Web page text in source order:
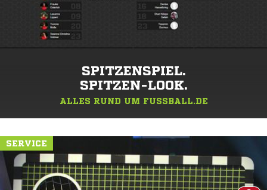
SPITZENSPIEL.
SPITZEN-LOOK.
ALLES RUND UM FUSSBALL.DE
SERVICE